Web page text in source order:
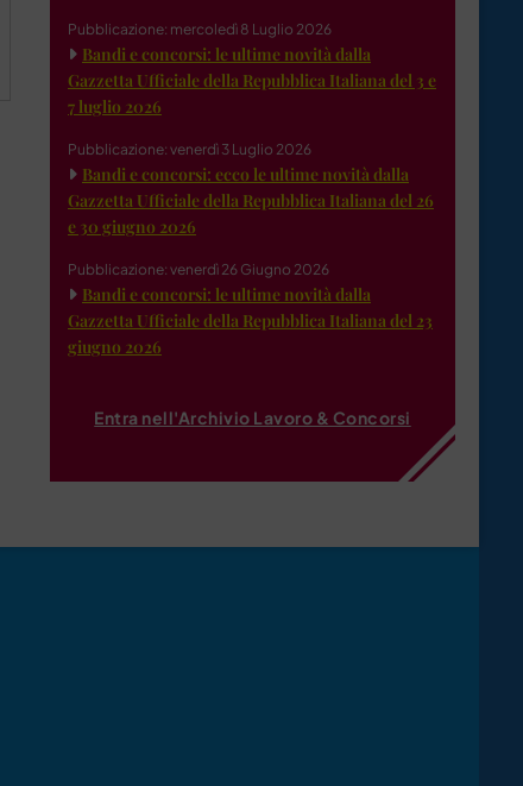
Pubblicazione: mercoledì 8 Luglio 2026
Bandi e concorsi: le ultime novità dalla
Gazzetta Ufficiale della Repubblica Italiana del 3 e
7 luglio 2026
Pubblicazione: venerdì 3 Luglio 2026
Bandi e concorsi: ecco le ultime novità dalla
Gazzetta Ufficiale della Repubblica Italiana del 26
e 30 giugno 2026
Pubblicazione: venerdì 26 Giugno 2026
Bandi e concorsi: le ultime novità dalla
Gazzetta Ufficiale della Repubblica Italiana del 23
giugno 2026
Entra nell'Archivio Lavoro & Concorsi